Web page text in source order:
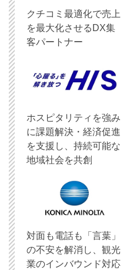
クチコミ最適化で売上
を最大化させるDX集
客パートナー
ホスピタリティを強み
に課題解決・経済促進
を支援し、持続可能な
地域社会を共創
対面も電話も「言葉」
の不安を解消し、観光
業のインバウンド対応